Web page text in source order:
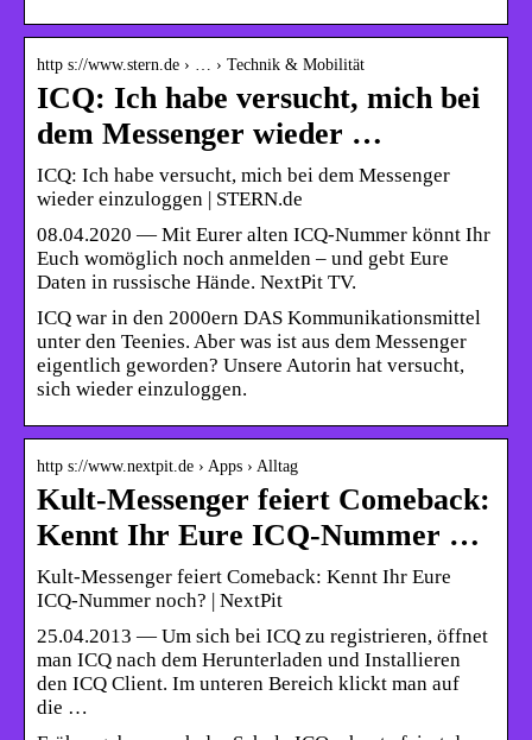
http s://www.stern.de › … › Technik & Mobilität
ICQ: Ich habe versucht, mich bei
dem Messenger wieder …
ICQ: Ich habe versucht, mich bei dem Messenger
wieder einzuloggen | STERN.de
08.04.2020 — Mit Eurer alten ICQ-Nummer könnt Ihr
Euch womöglich noch anmelden – und gebt Eure
Daten in russische Hände. NextPit TV.
ICQ war in den 2000ern DAS Kommunikationsmittel
unter den Teenies. Aber was ist aus dem Messenger
eigentlich geworden? Unsere Autorin hat versucht,
sich wieder einzuloggen.
http s://www.nextpit.de › Apps › Alltag
Kult-Messenger feiert Comeback:
Kennt Ihr Eure ICQ-Nummer …
Kult-Messenger feiert Comeback: Kennt Ihr Eure
ICQ-Nummer noch? | NextPit
25.04.2013 — Um sich bei ICQ zu registrieren, öffnet
man ICQ nach dem Herunterladen und Installieren
den ICQ Client. Im unteren Bereich klickt man auf
die …